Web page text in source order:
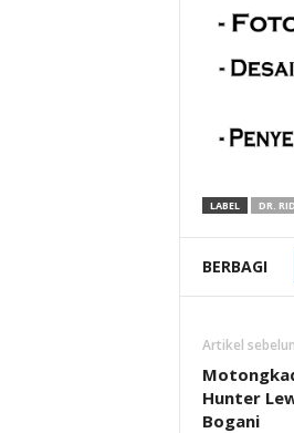
LABEL DR.
BERBAGI
Artikel
Hunter
Bogani